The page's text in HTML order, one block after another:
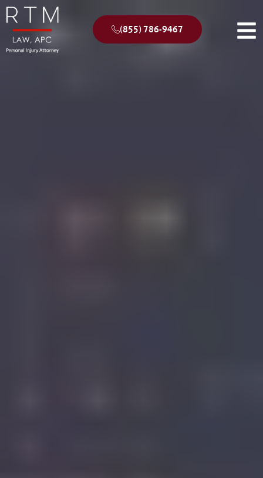
(855) 786-9467